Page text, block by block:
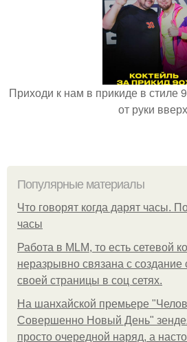
Приходи к нам в прикиде в стиле
от руки
Популярные материалы
Что говорят когда дарят часы.
часы
Работа в MLM, то есть сетевой
неразрывно связана с создание
своей страницы в соц сетях.
На шанхайской премьере
Совершенно Новый День"
просто очередной наряд, а